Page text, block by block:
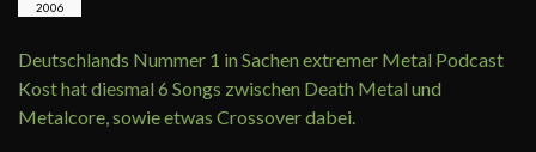
2006
Deutschlands Nummer 1 in Sachen extremer Metal Podcast
Kost hat diesmal 6 Songs zwischen Death Metal und
Metalcore, sowie etwas Crossover dabei.